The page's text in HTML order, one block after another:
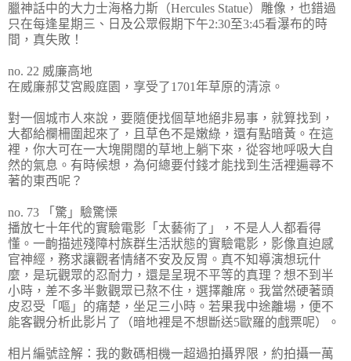
臘神話中的大力士海格力斯（Hercules Statue）雕像，也錯過
只在每逢星期三、日及公眾假期下午2:30至3:45看瀑布的時
間，真失敗！
no. 22 威廉高地
在威廉郝艾宮殿庭園，享受了1701年草原的清涼。
對一個城市人來說，要隨便找個草地絕非易事，就算找到，
大都給欄柵圍起來了，且草色不是嫩綠，還有點暗黃。在這
裡，你大可在一大塊開闊的草地上躺下來，從容地呼吸大自
然的氣息。有時候想，為何總要付錢才能找到生活裡遍尋不
著的東西呢？
no. 73 「驚」驗驚慄
播放七十年代的實驗電影「太藝術了」，不是人人都看得
懂。一齣描述殘障村族群生活狀態的實驗電影，影像直迫感
官神經，務求讓觀者情緒不安及反胃。真不知導演想玩什
麼，是玩觀眾的忍耐力，還是呈現不平等的真理？想不到半
小時，差不多半數觀眾已熬不住，選擇離席。我當然硬著頭
皮忍受「嘔」的痛楚，坐足三小時。若果我中途離場，便不
能客觀分析此影片了（暗地裡是不想斷送5歐羅的戲票呢）。
相片編號詮解：我的數碼相機一超過拍攝界限，約拍攝一萬